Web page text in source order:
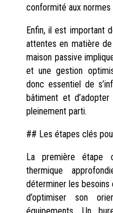
conformité aux normes
Enfin, il est important
attentes en matière
maison passive
et une gestion
donc essentiel de
bâtiment et
pleinement parti.
## Les étapes clés
La première étape
thermique
déterminer les
d’optimiser son